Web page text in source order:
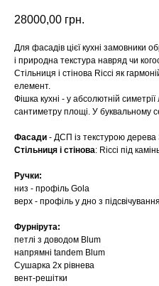
28000,00 грн.
Для фасадів цієї кухні замовники
і природна текстура навряд чи
Стільниця і стінова Ricci як
елемент.
Фішка кухні - у абсолютній симетрії
сантиметру площі. У буквальному
Фасади - ДСП із текстурою дерева
Стільниця і стінова: Ricci під
Ручки:
низ - профіль Gola
верх - профіль у дно з
Фурнірута:
петлі з доводом Blum
напрямні tandem Blum
Сушарка 2х рівнева
вент-решітки